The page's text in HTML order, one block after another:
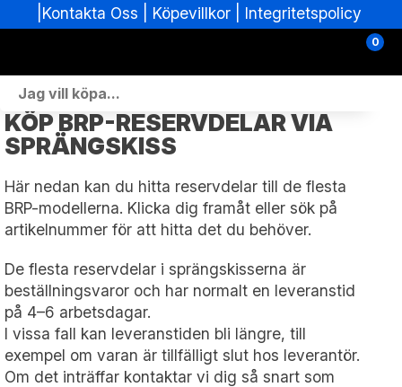
Köpevillkor| Integritetspolicy
0
ATV-delar & Tillbehör
Sprängskisser
Nya fordon
Verkstad
KÖP BRP-RESERVDELAR VIA
SPRÄNGSKISS
Här nedan kan du hitta reservdelar till de flesta
BRP-modellerna. Klicka dig framåt eller sök på
artikelnummer för att hitta det du behöver.
De flesta reservdelar i sprängskisserna är
beställningsvaror och har normalt en leveranstid
på 4–6 arbetsdagar.
I vissa fall kan leveranstiden bli längre, till
exempel om varan är tillfälligt slut hos leverantör.
Om det inträffar kontaktar vi dig så snart som